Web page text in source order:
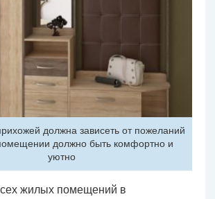
должна зависеть от пожеланий
должно быть комфортно и
уютно
жилых помещений в